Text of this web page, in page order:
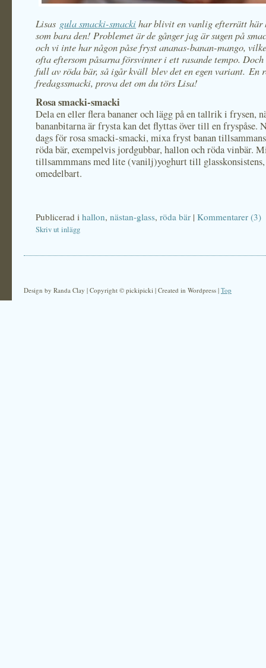
Lisas gula smacki-smackihar blivit en vanlig efterrätt här
som bara den! Problemet är de gånger jag är sugen på
och vi inte har någon påse fryst ananas-banan-mango,
ofta eftersom påsarna försvinner i ett rasande tempo.
full av röda bär, så igår kväll blev det en egen variant. En
fredagssmacki, prova det om du törs Lisa!
Rosa smacki-smacki
Dela en eller flera bananer och lägg på en tallrik i frysen,
bananbitarna är frysta kan det flyttas över till en fryspåse.
dags för rosa smacki-smacki, mixa fryst banan
röda bär, exempelvis jordgubbar, hallon och röda vinbär.
tillsammmans med lite (vanilj)yoghurt till
omedelbart.
Publicerad i hallon, nästan-glass, röda bär | Kommentarer (3)
Skriv ut inlägg
Design by Randa Clay | Copyright © pickipicki | Created in Wordpress | Top